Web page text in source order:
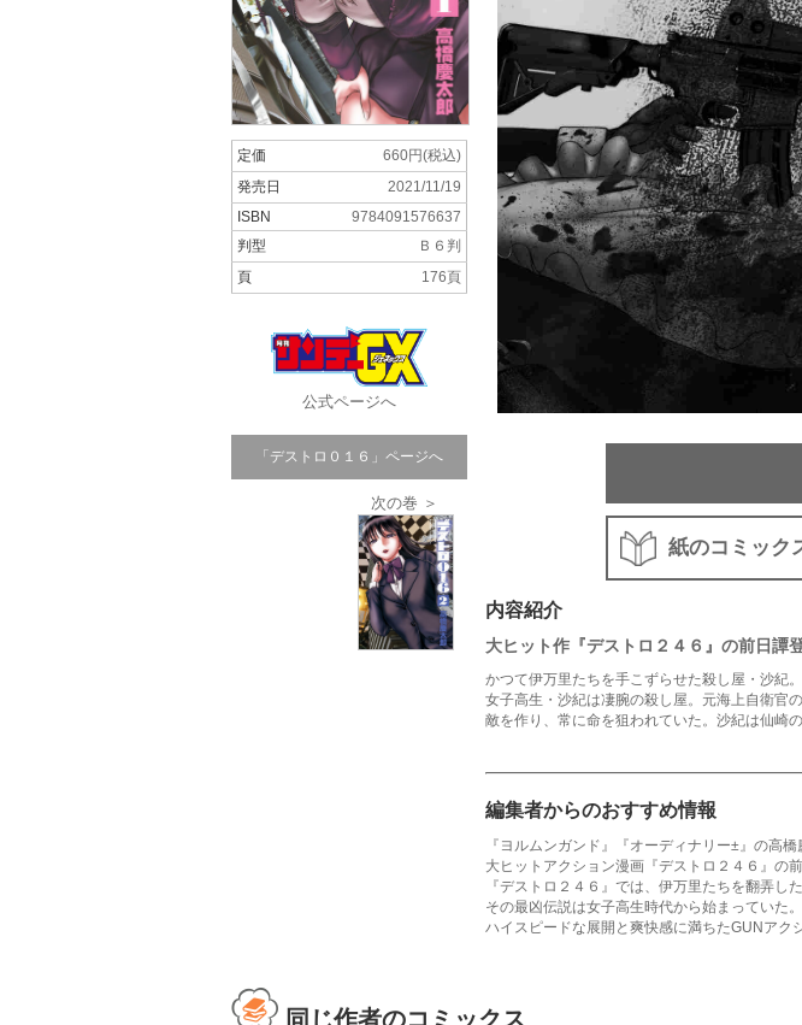
定価
660円(税込)
発売日
2021/11/19
ISBN
9784091576637
判型
Ｂ６判
頁
176頁
公式ページへ
「デストロ０１６」ページへ
次の巻 ＞
紙のコミック
内容紹介
大ヒット作『デストロ２４６』の前日譚
かつて伊万里たちを手こずらせた殺し屋・沙紀
女子高生・沙紀は凄腕の殺し屋。元海上自衛官
敵を作り、常に命を狙われていた。沙紀は仙崎
編集者からのおすすめ情報
『ヨルムンガンド』『オーディナリー±』の高橋
大ヒットアクション漫画『デストロ２４６』の前
『デストロ２４６』では、伊万里たちを翻弄し
その最凶伝説は女子高生時代から始まっていた。
ハイスピードな展開と爽快感に満ちたGUNアク
同じ作者のコミックス